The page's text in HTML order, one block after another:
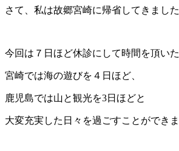
さて、私は故郷宮崎に帰省してきました
今回は７日ほど休診にして時間を頂いた
宮崎では海の遊びを４日ほど、
鹿児島では山と観光を3日ほどと
大変充実した日々を過ごすことができま